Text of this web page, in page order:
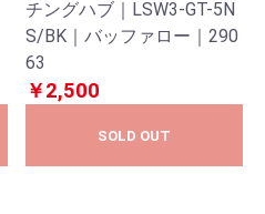
チングハブ｜LSW3-GT-5N
S/BK｜バッファロー｜290
63
￥2,500
SOLD OUT